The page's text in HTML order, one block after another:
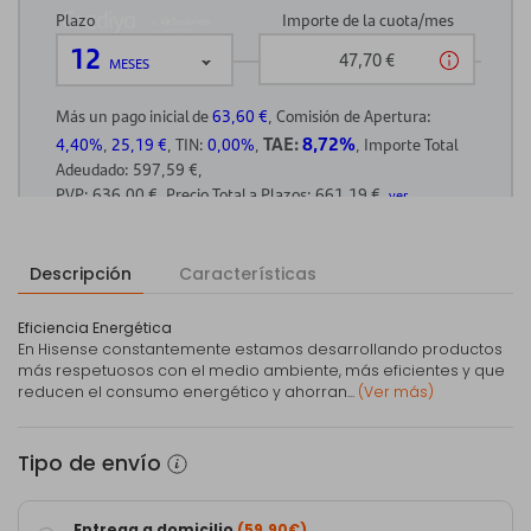
Descripción Características
Eficiencia Energética
En Hisense constantemente estamos desarrollando productos
más respetuosos con el medio ambiente, más eficientes y que
reducen el consumo energético y ahorran... (Ver más)
Tipo de envío